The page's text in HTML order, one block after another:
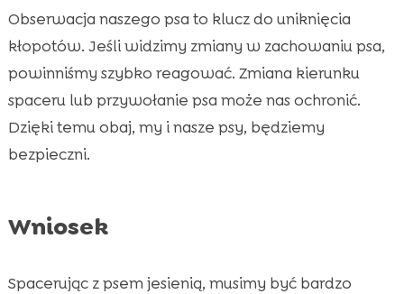
Obserwacja naszego psa to klucz do uniknięcia
kłopotów. Jeśli widzimy zmiany w zachowaniu psa,
powinniśmy szybko reagować. Zmiana kierunku
spaceru lub przywołanie psa może nas ochronić.
Dzięki temu obaj, my i nasze psy, będziemy
bezpieczni.
Wniosek
Spacerując z psem jesienią, musimy być bardzo